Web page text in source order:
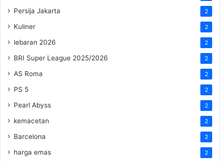
Persija Jakarta 2
Kuliner 2
lebaran 2026 2
BRI Super League 2025/2026 2
AS Roma 2
PS 5 2
Pearl Abyss 2
kemacetan 2
Barcelona 2
harga emas 2